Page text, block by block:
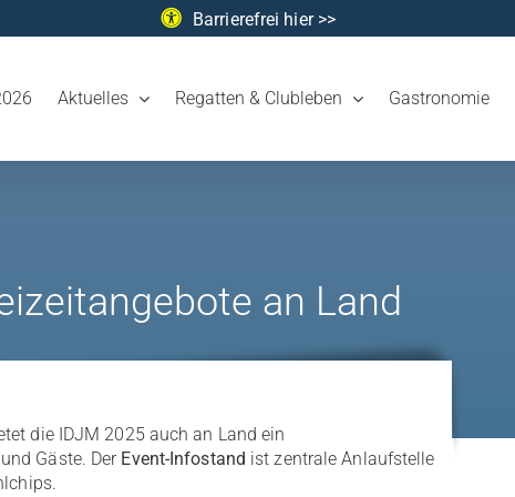
Barrierefrei hier >>
Aktuelles Regatten & Clubleben Gastronomie
an Land
die IDJM 2025 auch an Land ein
Gäste. Der Event-Infostand ist zentrale Anlaufstelle